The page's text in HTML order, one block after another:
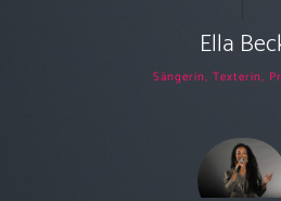
Ella
Sängerin, Texterin,